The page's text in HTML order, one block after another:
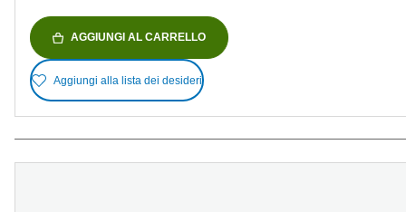
AGGIUNGI AL CARRELLO
Aggiungi alla lista dei desideri